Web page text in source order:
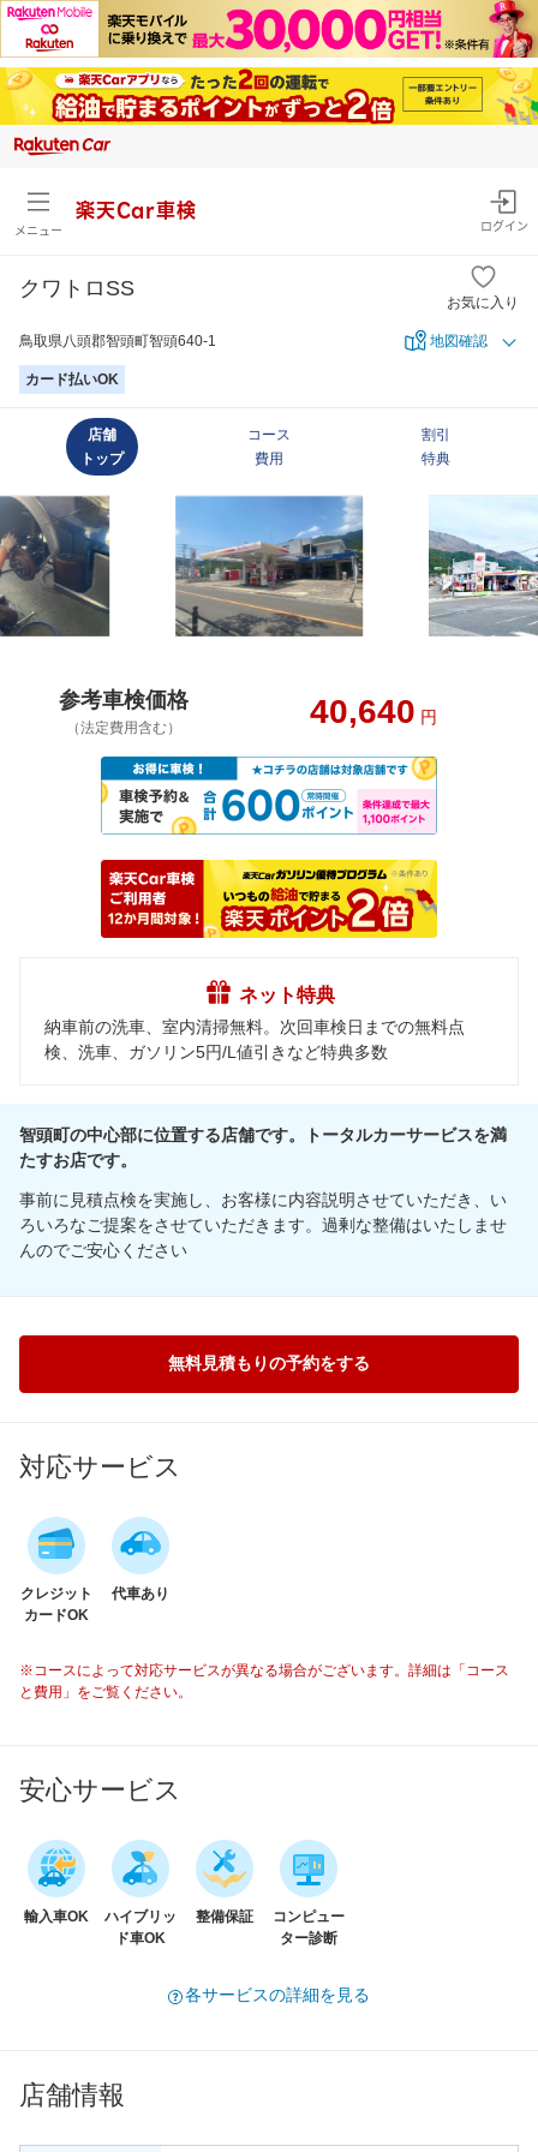
メニュー
楽天Car車検
ログイン
クワトロSS
お気に入り
鳥取県八頭郡智頭町智頭640-1 地図確認
カード払いOK
店舗
トップ
コース
費用
割引
特典
参考車検価格
（法定費用含む） 40,640 円
ネット特典
納車前の洗車、室内清掃無料。次回車検日までの無料点
検、洗車、ガソリン5円/L値引きなど特典多数
智頭町の中心部に位置する店舗です。トータルカーサービスを満
たすお店です。
事前に見積点検を実施し、お客様に内容説明させていただき、い
ろいろなご提案をさせていただきます。過剰な整備はいたしませ
んのでご安心ください
無料見積もりの予約をする
対応サービス
クレジット
カードOK
代車あり
※コースによって対応サービスが異なる場合がございます。詳細は「コース
と費用」をご覧ください。
安心サービス
輸入車OK
ハイブリッ
ド車OK
整備保証
コンピュー
ター診断
各サービスの詳細を見る
店舗情報